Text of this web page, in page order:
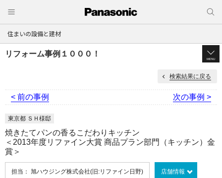
住まいの設備と建材
リフォーム事例１０００！
MENU
検索結果に戻る
< 前の事例 次の事例 >
東京都 ＳＨ様邸
焼きたてパンの香るこだわりキッチン
＜2013年度リファイン大賞 商品プラン部門（キッチン）金
賞＞
担当： 旭ハウジング株式会社(旧:リファイン日野) 店舗情報